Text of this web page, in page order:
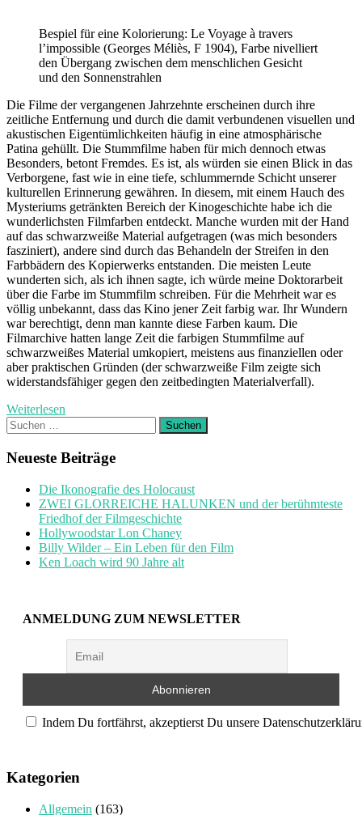
Bespiel für eine Kolorierung: Le Voyage à travers
l’impossible (Georges Méliès, F 1904), Farbe nivelliert
den Übergang zwischen dem menschlichen Gesicht
und den Sonnenstrahlen
Die Filme der vergangenen Jahrzehnte erscheinen durch ihre
zeitliche Entfernung und durch die damit verbundenen visuellen und
akustischen Eigentümlichkeiten häufig in eine atmosphärische
Patina gehüllt. Die Stummfilme haben für mich dennoch etwas
Besonders, betont Fremdes. Es ist, als würden sie einen Blick in das
Verborgene, fast wie in eine tiefe, schlummernde Schicht unserer
kulturellen Erinnerung gewähren. In diesem, mit einem Hauch des
Mysteriums getränkten Bereich der Kinogeschichte habe ich die
wunderlichsten Filmfarben entdeckt. Manche wurden mit der Hand
auf das schwarzweiße Material aufgetragen (was mich besonders
fasziniert), andere sind durch das Behandeln der Streifen in den
Farbbädern des Kopierwerks entstanden. Die meisten Leute
wunderten sich, als ich ihnen sagte, ich würde meine Doktorarbeit
über die Farbe im Stummfilm schreiben. Für die Mehrheit war es
völlig unbekannt, dass das Kino jener Zeit farbig war. Ihr Wundern
war berechtigt, denn man kannte diese Farben kaum. Die
Filmarchive hatten lange Zeit die farbigen Stummfilme auf
schwarzweißes Material umkopiert, meistens aus finanziellen oder
aber praktischen Gründen (der schwarzweiße Film zeigte sich
widerstandsfähiger gegen den zeitbedingten Materialverfall).
Weiterlesen
Suchen
nach:
Neueste Beiträge
Die Ikonografie des Holocaust
ZWEI GLORREICHE HALUNKEN und der berühmteste
Friedhof der Filmgeschichte
Hollywoodstar Lon Chaney
Billy Wilder – Ein Leben für den Film
Ken Loach wird 90 Jahre alt
ANMELDUNG ZUM NEWSLETTER
Indem Du fortfährst, akzeptierst Du unsere
Kategorien
Allgemein (163)